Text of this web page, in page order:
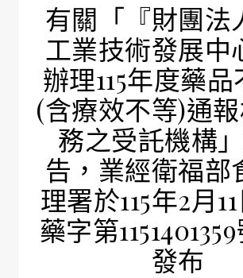
有關「『財團法
工業技術發展中
辦理115年度藥
(含療效不等)通
務之受託機構
告，業經衛福部
理署於115年2月
藥字第
發布